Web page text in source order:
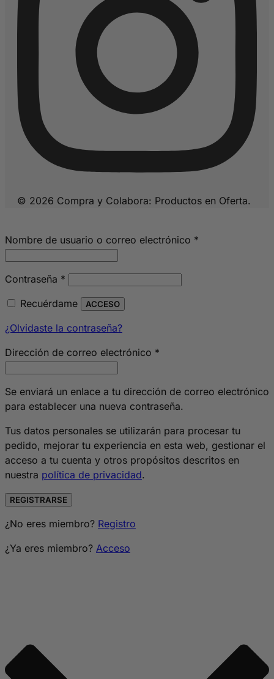
© 2026 Compra y Colabora: Productos en Oferta.
Nombre de usuario o correo electrónico *
Contraseña *
Recuérdame ACCESO
¿Olvidaste la contraseña?
Dirección de correo electrónico *
Se enviará un enlace a tu dirección de correo electrónico
para establecer una nueva contraseña.
Tus datos personales se utilizarán para procesar tu
pedido, mejorar tu experiencia en esta web, gestionar el
acceso a tu cuenta y otros propósitos descritos en
nuestra política de privacidad.
REGISTRARSE
¿No eres miembro? Registro
¿Ya eres miembro? Acceso